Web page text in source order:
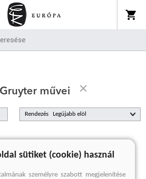
művei
Rendezés
kifejezésre nincs találat
sütiket (cookie) használ
személyre szabott megjelenítése